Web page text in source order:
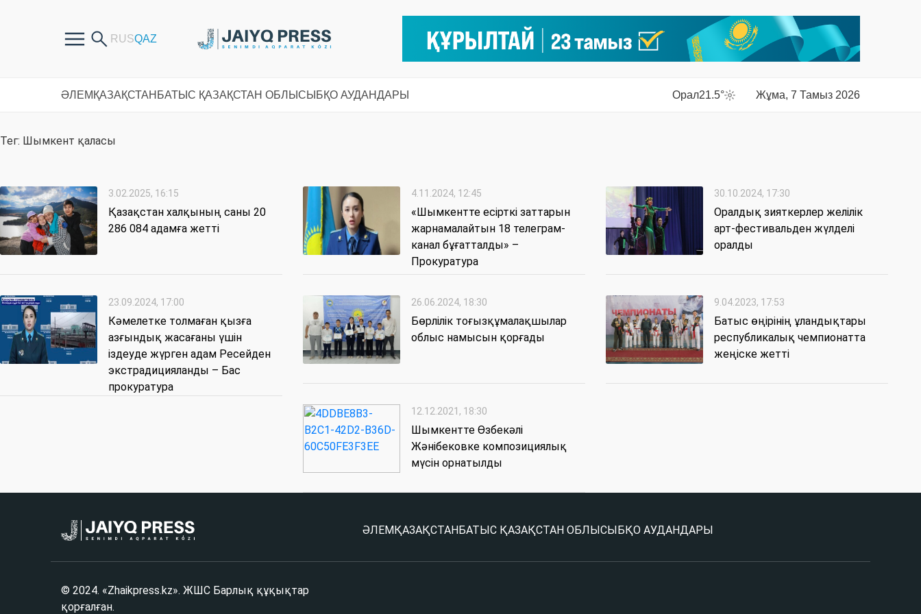
ӘЛЕМ ҚАЗАҚСТАН БАТЫС ҚАЗАҚСТАН ОБЛЫСЫ БҚО АУДАНДАРЫ Орал21.5° Жұма, 7 Тамыз 2026
Тег: Шымкент қаласы
3.02.2025, 16:15
Қазақстан халқының саны 20
286 084 адамға жетті
4.11.2024, 12:45
«Шымкентте есірткі заттарын
жарнамалайтын 18 телеграм-
канал бұғатталды» –
Прокуратура
30.10.2024, 17:30
Оралдық зияткерлер желілік
арт-фестивальден жүлделі
оралды
23.09.2024, 17:00
Кәмелетке толмаған қызға
азғындық жасағаны үшін
іздеуде жүрген адам Ресейден
экстрадицияланды – Бас
прокуратура
26.06.2024, 18:30
Бөрлілік тоғызқұмалақшылар
облыс намысын қорғады
9.04.2023, 17:53
Батыс өңірінің ұландықтары
республикалық чемпионатта
жеңіске жетті
12.12.2021, 18:30
Шымкентте Өзбекәлі
Жәнібековке композициялық
мүсін орнатылды
ӘЛЕМ ҚАЗАҚСТАН БАТЫС ҚАЗАҚСТАН ОБЛЫСЫ БҚО АУДАНДАРЫ
© 2024. «Zhaikpress.kz». ЖШС Барлық құқықтар
қорғалған.